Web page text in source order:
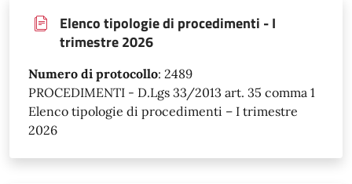
Elenco tipologie di procedimenti - I
trimestre 2026
Numero di protocollo: 2489
PROCEDIMENTI - D.Lgs 33/2013 art. 35 comma 1
Elenco tipologie di procedimenti – I trimestre
2026